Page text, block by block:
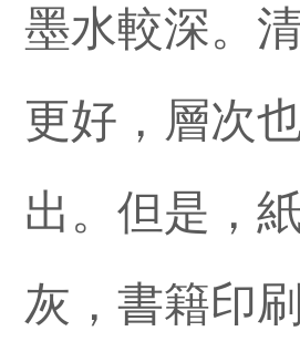
墨水較深。
更好，層次
出。但是，
灰，書籍印